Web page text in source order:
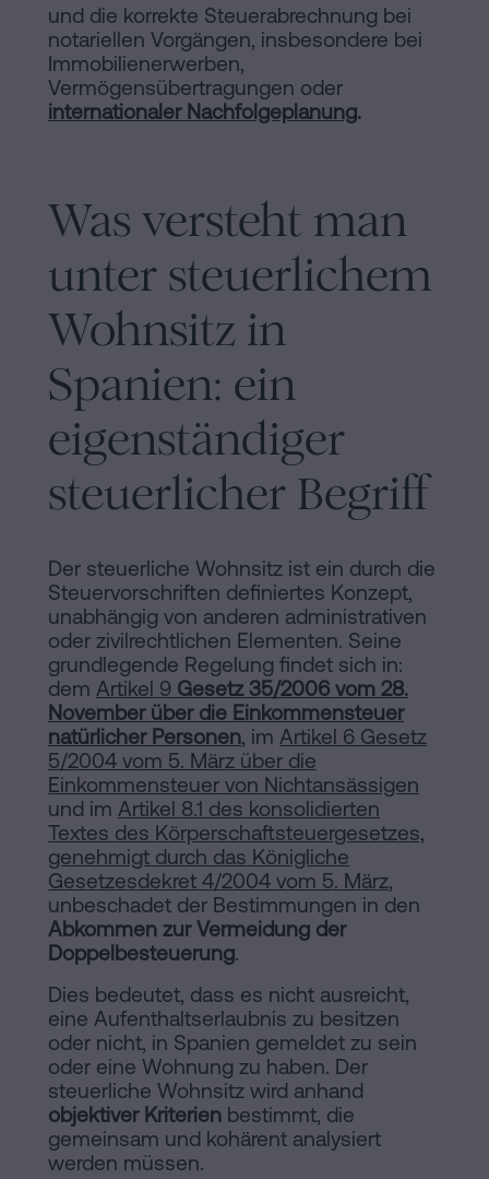
und die korrekte Steuerabrechnung bei
notariellen Vorgängen, insbesondere bei
Immobilienerwerben,
Vermögensübertragungen oder
internationaler Nachfolgeplanung.
Was versteht man
unter steuerlichem
Wohnsitz in
Spanien: ein
eigenständiger
steuerlicher Begriff
Der steuerliche Wohnsitz ist ein durch die
Steuervorschriften definiertes Konzept,
unabhängig von anderen administrativen
oder zivilrechtlichen Elementen. Seine
grundlegende Regelung findet sich in:
dem Artikel 9 Gesetz 35/2006 vom 28.
November über die Einkommensteuer
natürlicher Personen, im Artikel 6 Gesetz
5/2004 vom 5. März über die
Einkommensteuer von Nichtansässigen
und im Artikel 8.1 des konsolidierten
Textes des Körperschaftsteuergesetzes,
genehmigt durch das Königliche
Gesetzesdekret 4/2004 vom 5. März,
unbeschadet der Bestimmungen in den
Abkommen zur Vermeidung der
Doppelbesteuerung.
Dies bedeutet, dass es nicht ausreicht,
eine Aufenthaltserlaubnis zu besitzen
oder nicht, in Spanien gemeldet zu sein
oder eine Wohnung zu haben. Der
steuerliche Wohnsitz wird anhand
objektiver Kriterien bestimmt, die
gemeinsam und kohärent analysiert
werden müssen.